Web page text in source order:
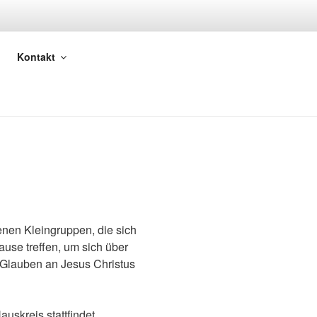
Kontakt
Kleingruppen, die sich
treffen, um sich über
an Jesus Christus